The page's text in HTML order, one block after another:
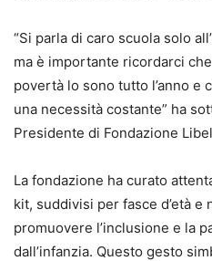
“Si parla di caro scuola solo
ma è importante ricordarci
povertà lo sono tutto l’anno e
una necessità costante” ha
Presidente di Fondazione
La fondazione ha curato
kit, suddivisi per fasce d’età
promuovere l’inclusione e la
dall’infanzia. Questo gesto